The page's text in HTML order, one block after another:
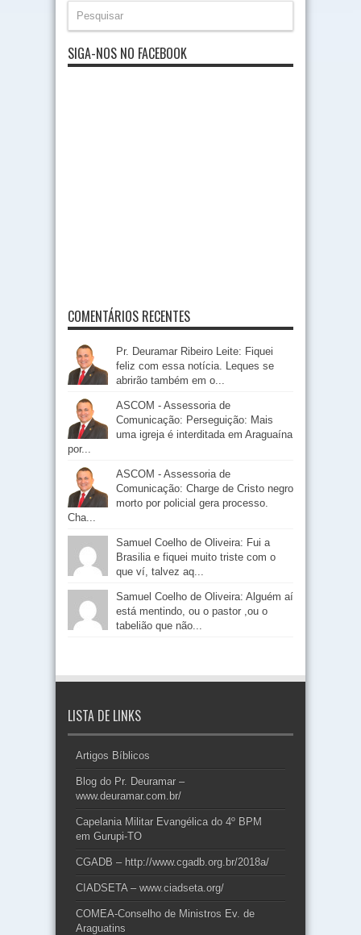
SIGA-NOS NO FACEBOOK
COMENTÁRIOS RECENTES
Pr. Deuramar Ribeiro Leite: Fiquei
feliz com essa notícia. Leques se
abrirão também em o...
ASCOM - Assessoria de
Comunicação: Perseguição: Mais
uma igreja é interditada em Araguaína
por...
ASCOM - Assessoria de
Comunicação: Charge de Cristo negro
morto por policial gera processo.
Cha...
Samuel Coelho de Oliveira: Fui a
Brasilia e fiquei muito triste com o
que ví, talvez aq...
Samuel Coelho de Oliveira: Alguém aí
está mentindo, ou o pastor ,ou o
tabelião que não...
LISTA DE LINKS
Artigos Bíblicos
Blog do Pr. Deuramar –
www.deuramar.com.br/
Capelania Militar Evangélica do 4º BPM
em Gurupi-TO
CGADB – http://www.cgadb.org.br/2018a/
CIADSETA – www.ciadseta.org/
COMEA-Conselho de Ministros Ev. de
Araguatins